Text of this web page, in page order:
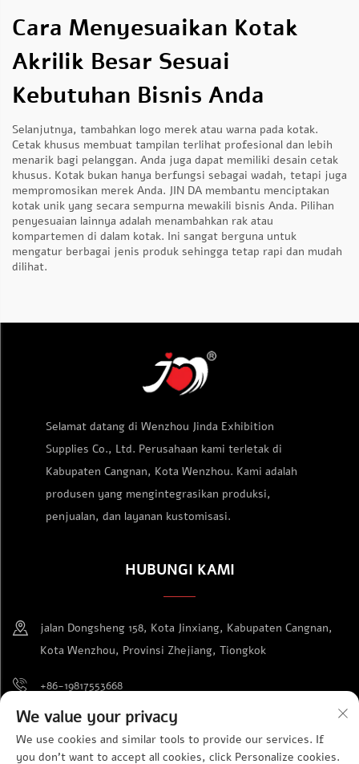
Cara Menyesuaikan Kotak
Akrilik Besar Sesuai
Kebutuhan Bisnis Anda
Selanjutnya, tambahkan logo merek atau warna pada kotak.
Cetak khusus membuat tampilan terlihat profesional dan lebih
menarik bagi pelanggan. Anda juga dapat memiliki desain cetak
khusus. Kotak bukan hanya berfungsi sebagai wadah, tetapi juga
mempromosikan merek Anda. JIN DA membantu menciptakan
kotak unik yang secara sempurna mewakili bisnis Anda. Pilihan
penyesuaian lainnya adalah menambahkan rak atau
kompartemen di dalam kotak. Ini sangat berguna untuk
mengatur berbagai jenis produk sehingga tetap rapi dan mudah
dilihat.
Selamat datang di Wenzhou Jinda Exhibition
Supplies Co., Ltd. Perusahaan kami terletak di
Kabupaten Cangnan, Kota Wenzhou. Kami adalah
produsen yang mengintegrasikan produksi,
penjualan, dan layanan kustomisasi.
HUBUNGI KAMI
jalan Dongsheng 158, Kota Jinxiang, Kabupaten Cangnan,
Kota Wenzhou, Provinsi Zhejiang, Tiongkok
+86-19817553668
[email protected]
We value your privacy
We use cookies and similar tools to provide our services. If
you don't want to accept all cookies, click Personalize cookies.